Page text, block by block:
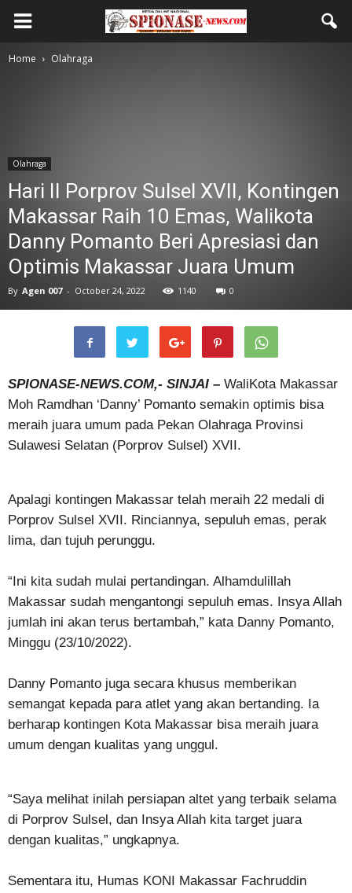
Home Olahraga
Olahraga
Hari II Porprov Sulsel XVII, Kontingen
Makassar Raih 10 Emas, Walikota
Danny Pomanto Beri Apresiasi dan
Optimis Makassar Juara Umum
By Agen 007 - October 24, 2022 1140 0
SPIONASE-NEWS.COM,- SINJAI – WaliKota Makassar
Moh Ramdhan ‘Danny’ Pomanto semakin optimis bisa
meraih juara umum pada Pekan Olahraga Provinsi
Sulawesi Selatan (Porprov Sulsel) XVII.
Apalagi kontingen Makassar telah meraih 22 medali di
Porprov Sulsel XVII. Rinciannya, sepuluh emas, perak
lima, dan tujuh perunggu.
“Ini kita sudah mulai pertandingan. Alhamdulillah
Makassar sudah mengantongi sepuluh emas. Insya Allah
jumlah ini akan terus bertambah,” kata Danny Pomanto,
Minggu (23/10/2022).
Danny Pomanto juga secara khusus memberikan
semangat kepada para atlet yang akan bertanding. Ia
berharap kontingen Kota Makassar bisa meraih juara
umum dengan kualitas yang unggul.
“Saya melihat inilah persiapan altet yang terbaik selama
di Porprov Sulsel, dan Insya Allah kita target juara
dengan kualitas,” ungkapnya.
Sementara itu, Humas KONI Makassar Fachruddin